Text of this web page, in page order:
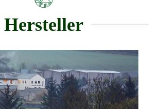
Hersteller